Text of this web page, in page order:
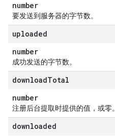
number
要发送到服务器的字节数。
uploaded
number
成功发送的字节数。
downloadTotal
number
注册后台提取时提供的值，或零。
downloaded